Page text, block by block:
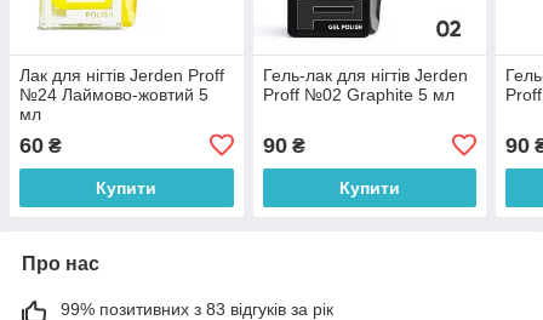
Лак для нігтів Jerden Proff
№24 Лаймово-жовтий 5
мл
60 ₴
Купити
Гель-лак для нігтів Jerden
Proff №02 Graphite 5 мл
90₴
Купити
90
Про нас
99% позитивних з 83 відгуків за рік